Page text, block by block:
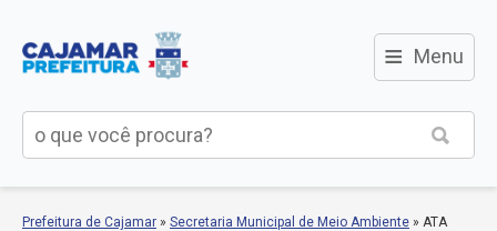
≡ Menu
Prefeitura de Cajamar » Secretaria Municipal de Meio Ambiente » ATA